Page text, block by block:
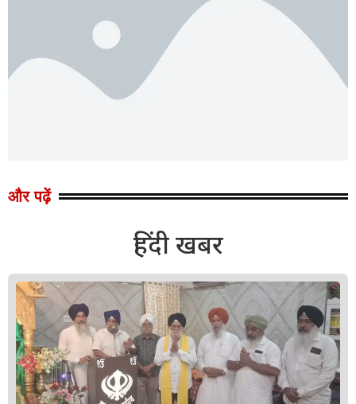
और पढ़ें
हिंदी खबर